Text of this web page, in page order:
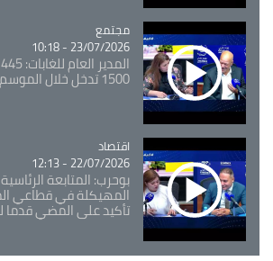
Catégorie
مجتمع
23/07/2026 - 10:18
1500 تدخل خلال الموسم الحالي
Catégorie
اقتصاد
22/07/2026 - 12:13
بوحرب: المتابعة الرئاسية
المهيكلة في قطاعي
تأكيد على المضي قدما